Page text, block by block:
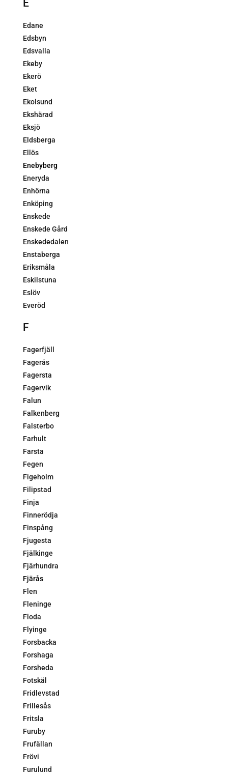
E
Edane
Edsbyn
Edsvalla
Ekeby
Ekerö
Eket
Ekolsund
Ekshärad
Eksjö
Eldsberga
Ellös
Enebyberg
Eneryda
Enhörna
Enköping
Enskede
Enskede Gård
Enskededalen
Enstaberga
Eriksmåla
Eskilstuna
Eslöv
Everöd
F
Fagerfjäll
Fagerås
Fagersta
Fagervik
Falun
Falkenberg
Falsterbo
Farhult
Farsta
Fegen
Figeholm
Filipstad
Finja
Finnerödja
Finspång
Fjugesta
Fjälkinge
Fjärhundra
Fjärås
Flen
Fleninge
Floda
Flyinge
Forsbacka
Forshaga
Forsheda
Fotskäl
Fridlevstad
Frillesås
Fritsla
Furuby
Frufällan
Frövi
Furulund